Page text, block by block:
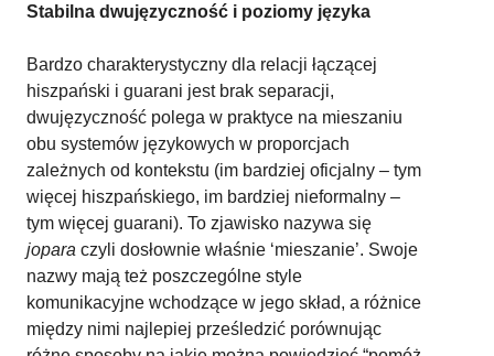
Stabilna dwujęzyczność i poziomy języka
Bardzo charakterystyczny dla relacji łączącej
hiszpański i guarani jest brak separacji,
dwujęzyczność polega w praktyce na mieszaniu
obu systemów językowych w proporcjach
zależnych od kontekstu (im bardziej oficjalny – tym
więcej hiszpańskiego, im bardziej nieformalny –
tym więcej guarani). To zjawisko nazywa się
jopara czyli dosłownie właśnie ‘mieszanie’. Swoje
nazwy mają też poszczególne style
komunikacyjne wchodzące w jego skład, a różnice
między nimi najlepiej prześledzić porównując